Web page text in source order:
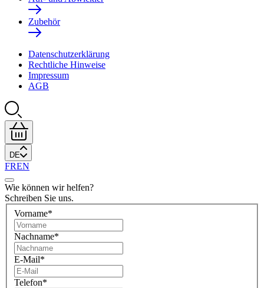
Zubehör
Datenschutzerklärung
Rechtliche Hinweise
Impressum
AGB
DE
FREN
Wie können wir helfen?
Schreiben Sie uns.
Vorname*
Nachname*
E-Mail*
Telefon*